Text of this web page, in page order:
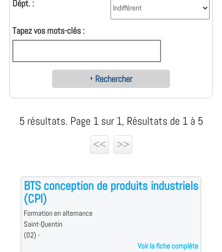
Dépt. :
Tapez vos mots-clés :
Rechercher
5 résultats. Page 1 sur 1, Résultats de 1 à 5
<<
>>
BTS conception de produits industriels
(CPI)
Formation en alternance
Saint-Quentin
(02) -
Voir la fiche complète